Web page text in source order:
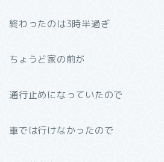
終わったのは3時半過ぎ
ちょうど家の前が
通行止めになっていたので
車では行けなかったので